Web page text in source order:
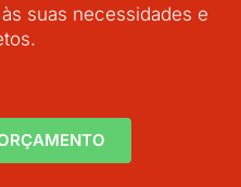
suas necessidades e